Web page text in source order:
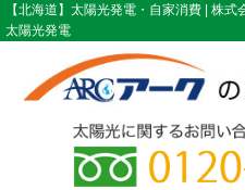
【北海道】太陽光発電・自家消費 | 株
太陽光発電